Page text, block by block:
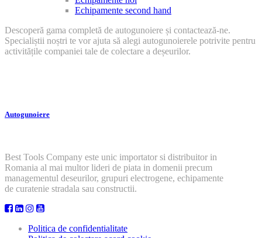
Echipamente second hand
Descoperă gama completă de autogunoiere și contactează-ne.
Specialiștii noștri te vor ajuta să alegi autogunoierele potrivite pentru
activitățile companiei tale de colectare a deșeurilor.
Autogunoiere
Best Tools Company este unic importator si distribuitor in
Romania al mai multor lideri de piata in domenii precum
managementul deseurilor, grupuri electrogene, echipamente
de curatenie stradala sau constructii.
Politica de confidentialitate